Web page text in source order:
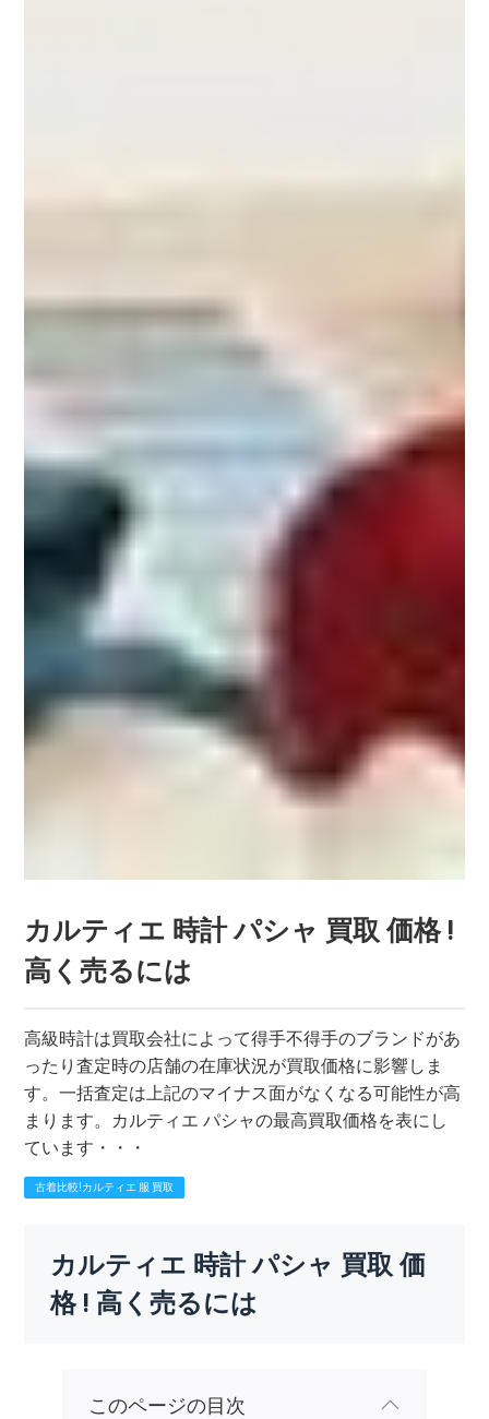
カルティエ 時計 パシャ 買取 価格 !
高く売るには
高級時計は買取会社によって得手不得手のブランドがあ
ったり査定時の店舗の在庫状況が買取価格に影響しま
す。一括査定は上記のマイナス面がなくなる可能性が高
まります。カルティエ パシャの最高買取価格を表にし
ています・・・
古着比較!カルティエ 服 買取
カルティエ 時計 パシャ 買取 価
格 ! 高く売るには
このページの目次